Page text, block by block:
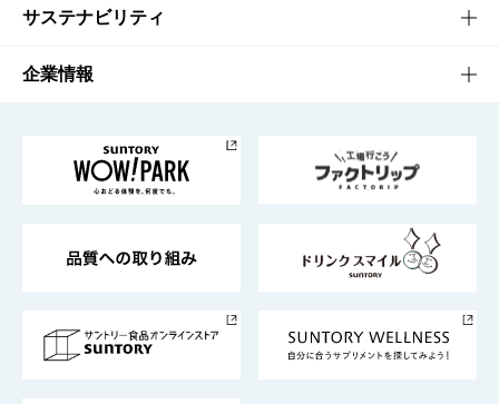
商品発売情報
栄養成分一覧
キャンペーン
工場見学
地域情報
文化・スポーツTOP
サントリーホール
サントリーサンバーズ大阪
サステナビリティ
サステナビリティTOP
サントリーが考えるサステナビリティ経営
企業情報
企業概要
採用情報